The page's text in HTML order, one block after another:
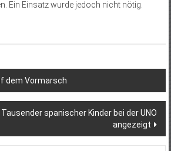
Ein Einsatz wurde jedoch nicht nötig.
dem Vormarsch
spanischer Kinder bei der UNO
angezeigt